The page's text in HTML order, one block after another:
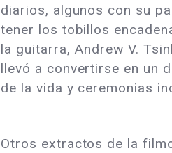
diarios, algunos con su
tener los tobillos
la guitarra, Andrew V.
llevó a convertirse en un
de la vida y ceremonias
Otros extractos de la